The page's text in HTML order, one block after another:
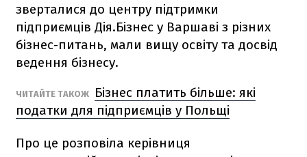
зверталися до центру підтримки
підприємців Дія.Бізнес у Варшаві з різних
бізнес-питань, мали вищу освіту та досвід
ведення бізнесу.
ЧИТАЙТЕ ТАКОЖ
Бізнес платить більше: які
податки для підприємців у Польщі
Про це розповіла керівниця